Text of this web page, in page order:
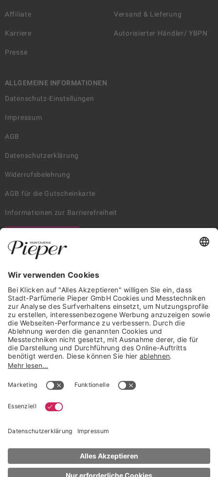
Affiliate
Karriere
Presse
Versand & Lieferung
Autorisierter Händler/ YBPN
ALLGEMEINE INFORMATIONEN
Datenschutz-Einstellungen
Impressum
AGB
Datenschutzerklärung
Widerrufsbelehrung
AGB für die Gutscheinkarte
Informationen zur Barrierefreiheit
Trusted Shops Mitglied seit 2010
* unverbindliche Preisempfehlung der Verbundgruppe beauty alliance
NACH OBEN